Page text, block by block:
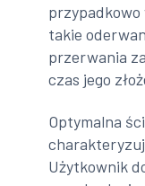
przypadkowo
takie
przerwania
czas jego
Optymalna
Użytkownik